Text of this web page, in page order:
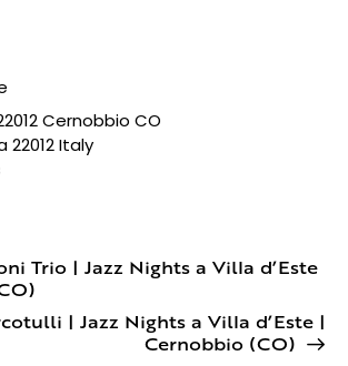
Cernobbio CO
22012Italy
Trio | Jazz Nights a Villa d’Este
| Jazz Nights a Villa d’Este |
Cernobbio (CO)